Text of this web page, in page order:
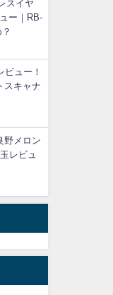
スイヤ
ー｜RB-
ビュー！
スキャナ
野メロン
レビュ